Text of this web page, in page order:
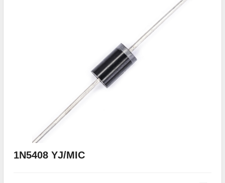
1N5408 YJ/MIC